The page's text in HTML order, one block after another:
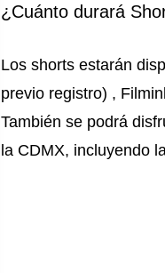
¿Cuánto durará
Los shorts estarán
previo registro) ,
También se podrá
la CDMX, incluyendo